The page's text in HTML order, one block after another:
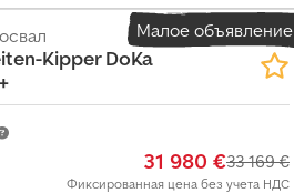
Малое объявление
Kipper DoKa
31 980 €33 169 €
Фиксированная цена без учета НДС